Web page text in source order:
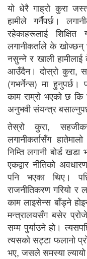
यो धेरै गाह्रो कुरा
हामीले गर्नैपर्छ।
रहेकाहरूलाई
लगानीकर्ताले के खोज्छन्
नसुन्ने र खाली हामीलाई
आउँदैन। दोस्रो कुरा,
(गभर्नेन्स) मा
काम राम्रो भएको छ कि
अनुभवी संयन्त्र
तेस्रो कुरा,
लगानीकर्तासँग
निम्ति लगानी बोर्ड
एकद्वार नीतिको
पनि भएका थिए।
राजनीतिकरण गरियो र
काम लाइसेन्स बाँड्ने
मन्त्रालयसँग बसेर
सम्म पुर्याउने हो।
त्यसको सट्टा फलानो
भए, जसले समस्या